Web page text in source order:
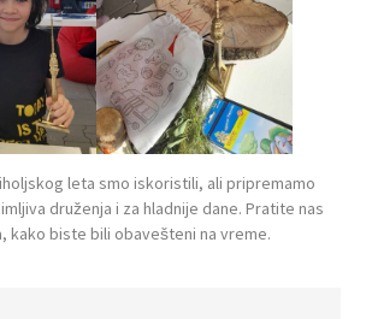
leta smo iskoristili, ali pripremamo
druženja i za hladnije dane. Pratite nas
kako biste bili obavešteni na vreme.